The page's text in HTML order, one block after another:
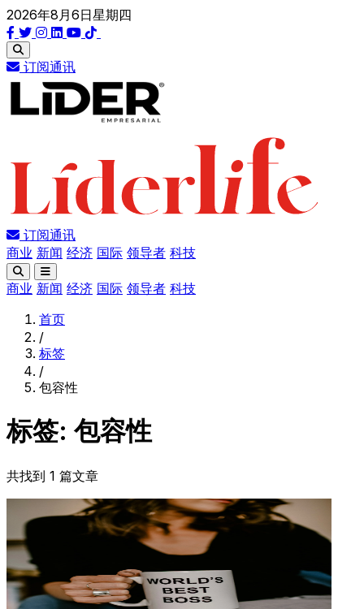
2026年8月6日星期四
订阅通讯
订阅通讯
商业 新闻 经济 国际 领导者 科技
商业 新闻 经济 国际 领导者 科技
首页
/
标签
/
包容性
标签: 包容性
共找到 1 篇文章